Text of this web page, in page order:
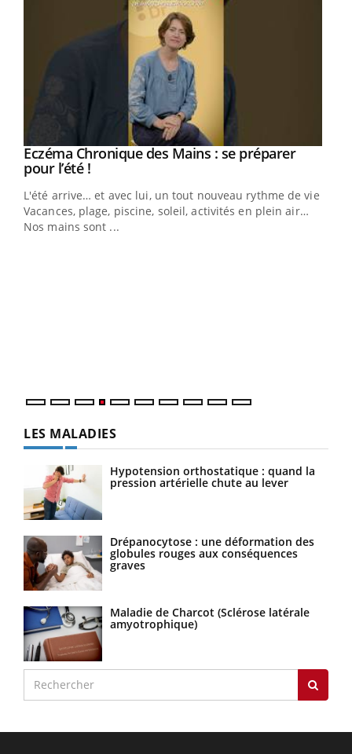
Youtube
Eczéma Chronique des Mains : se préparer
pour l’été !Youtube
L'été arrive… et avec lui, un tout nouveau rythme de vie !
Vacances, plage, piscine, soleil, activités en plein air…
Nos mains sont ...
LES MALADIES
Hypotension orthostatique : quand la
pression artérielle chute au lever
Drépanocytose : une déformation des
globules rouges aux conséquences
graves
Maladie de Charcot (Sclérose latérale
amyotrophique)